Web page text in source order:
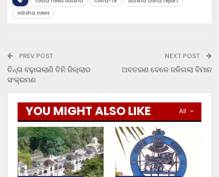
odisha news
PREV POST
ଚିନ୍ତା ବଢ଼ାଇଲାଣି ତିନି ଜିଲ୍ଲାର
ସଂକ୍ରମଣ
NEXT POST
ଅବତରଣ ବେଳେ ଜଳିଗଲା ବିମାନ
All
YOU MIGHT ALSO LIKE